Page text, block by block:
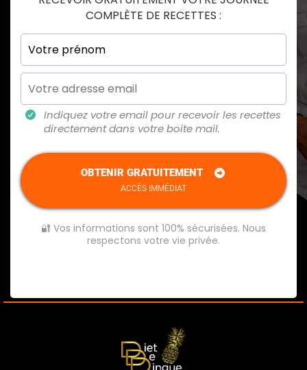
COMPLÈTE DE RECETTES :
Indiquez votre email pour recevoir les recettes
directement dans votre boite mail.
OBTENIR GRATUITEMENT
ACCÈS IMMÉDIAT
🔐 Vos informations sont 100% sécurisées. Nous
respectons votre vie privée.